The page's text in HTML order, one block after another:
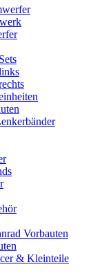
Vorbauten
& Kleinteile